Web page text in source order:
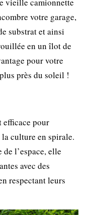
vieille camionnette
votre garage,
substrat et ainsi
en un îlot de
pour votre
près du soleil !
efficace pour
culture en spirale.
l’espace, elle
avec des
respectant leurs